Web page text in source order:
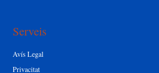
Serveis
Avís Legal
Privacitat